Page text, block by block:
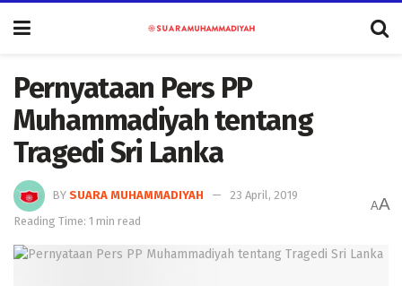
Pernyataan Pers PP
Muhammadiyah tentang
Tragedi Sri Lanka
BY SUARA MUHAMMADIYAH
23 April, 2019
Reading Time: 1 min read
AA